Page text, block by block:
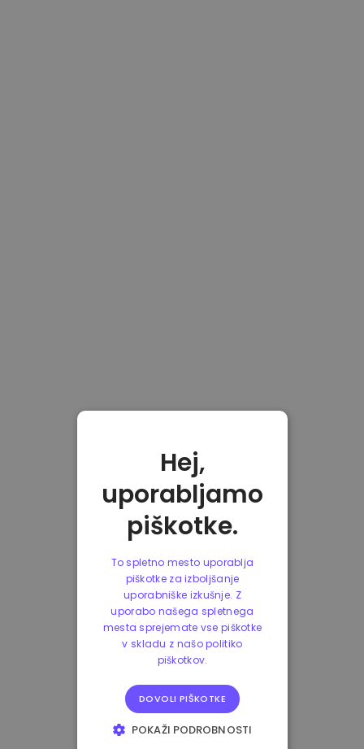
Hej,
uporabljamo
piškotke.
To spletno mesto uporablja
piškotke za izboljšanje
uporabniške izkušnje. Z
uporabo našega spletnega
mesta sprejemate vse piškotke
v skladu z našo politiko
piškotkov.
DOVOLI PIŠKOTKE
POKAŽI PODROBNOSTI